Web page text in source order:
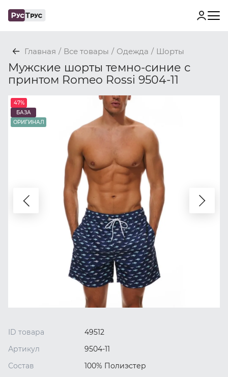
Главная / Все товары / Одежда / Шорты
Мужские шорты темно-синие с
принтом Romeo Rossi 9504-11
47%
БАЗА
ОРИГИНАЛ
ID товара
49512
Артикул
9504-11
Состав
100% Полиэстер